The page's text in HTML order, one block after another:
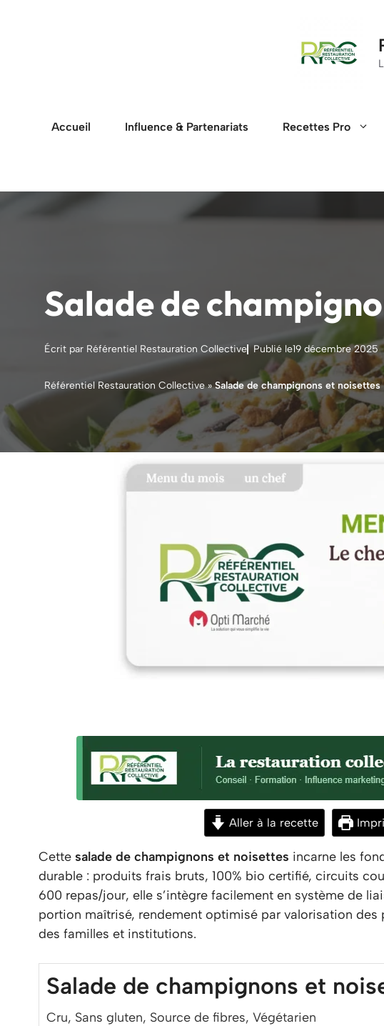
Accueil Influence & Partenariats Recettes Pro
Salade de
Écrit par Référentiel Restauration Collective Publié le19 décembre 2025
Référentiel Restauration Collective»Salade de champignons et noisettes
Aller à la recette
Cette salade de champignons et noisettes incarne les
durable : produits frais bruts, 100% bio certifié, circuits
600 repas/jour, elle s’intègre facilement en système de
portion maîtrisé, rendement optimisé par valorisation
des familles et institutions.
Salade de champignons et
Cru, Sans gluten, Source de fibres, Végétarien